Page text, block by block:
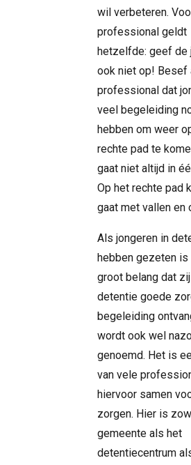
wil verbeteren.
professional geldt
hetzelfde: geef de
ook niet op! Besef
professional dat
veel begeleiding
hebben om weer
rechte pad te
gaat niet altijd in
Op het rechte pad
gaat met vallen en
Als jongeren in
hebben gezeten is
groot belang dat
detentie goede
begeleiding
wordt ook wel
genoemd. Het is
van vele
hiervoor samen
zorgen. Hier is
gemeente als het
detentiecentrum